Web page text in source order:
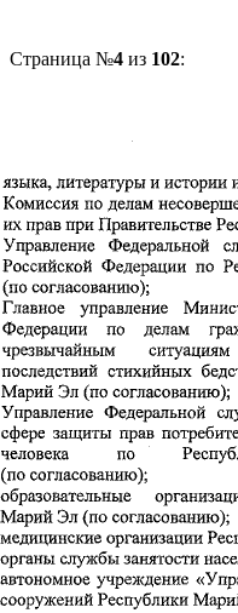
Страница №4из 102: